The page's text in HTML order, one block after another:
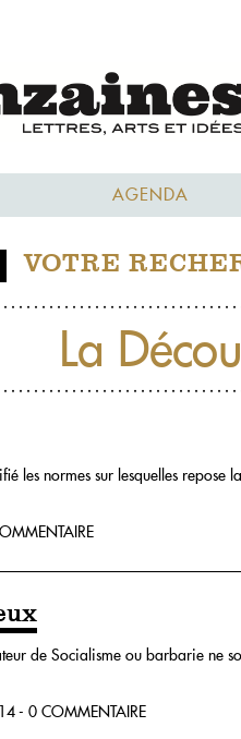
AGENDA
VOTRE
La
les normes sur lesquelles
de Socialisme ou barbarie ne
- 0 COMMENTAIRE